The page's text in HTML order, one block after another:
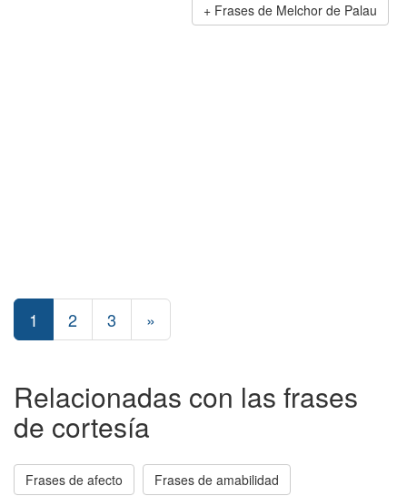
Frases de Melchor de Palau
1 2 3 »
Relacionadas con las frases
de cortesía
Frases de afecto Frases de amabilidad